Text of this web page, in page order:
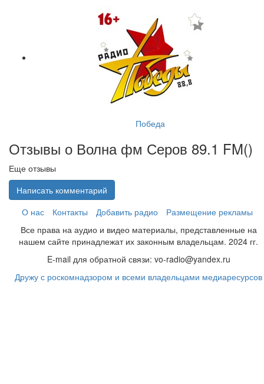
Победа
Отзывы о Волна фм Серов 89.1 FM()
Еще отзывы
Написать комментарий
О нас
Контакты Добавить радио
Размещение рекламы
Все права на аудио и видео материалы, представленные на
нашем сайте принадлежат их законным владельцам. 2024 гг.
E-mail для обратной связи: vo-radio@yandex.ru
Дружу с роскомнадзором и всеми владельцами медиаресурсов